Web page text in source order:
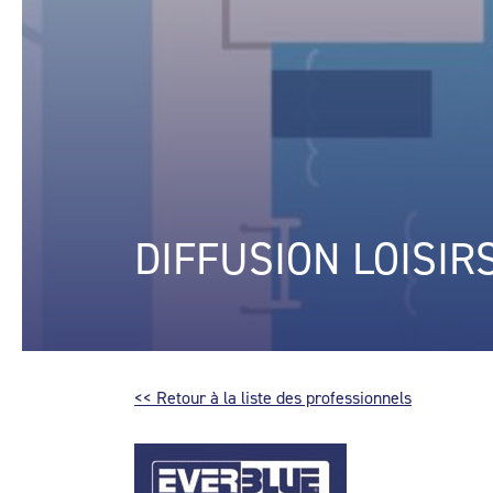
DIFFUSION
<< Retour à la liste des professionnels